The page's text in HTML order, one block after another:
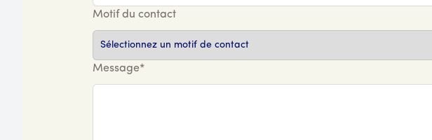
Motif du contact
Message*